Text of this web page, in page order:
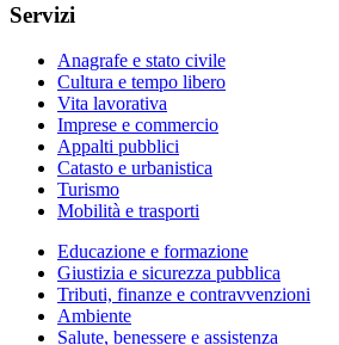
Servizi
Anagrafe e stato civile
Cultura e tempo libero
Vita lavorativa
Imprese e commercio
Appalti pubblici
Catasto e urbanistica
Turismo
Mobilità e trasporti
Educazione e formazione
Giustizia e sicurezza pubblica
Tributi, finanze e contravvenzioni
Ambiente
Salute, benessere e assistenza